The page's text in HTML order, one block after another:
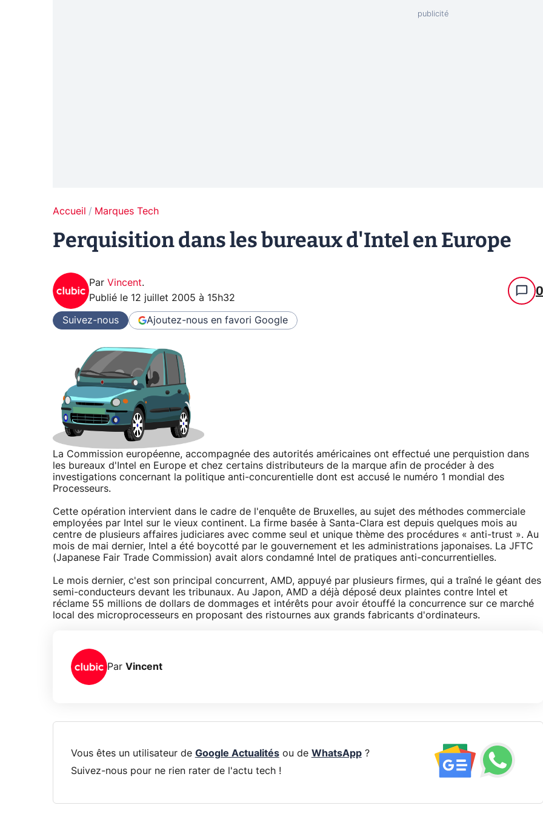
Accueil Marques Tech
Perquisition dans les bureaux d'Intel en Europe
Par Vincent.
Publié le 12 juillet 2005 à 15h32 0
Suivez-nous Ajoutez-nous en favori Google
La Commission européenne, accompagnée des autorités américaines ont effectué une perquistion dans
les bureaux d'Intel en Europe et chez certains distributeurs de la marque afin de procéder à des
investigations concernant la politique anti-concurentielle dont est accusé le numéro 1 mondial des
Processeurs.
Cette opération intervient dans le cadre de l'enquête de Bruxelles, au sujet des méthodes commerciale
employées par Intel sur le vieux continent. La firme basée à Santa-Clara est depuis quelques mois au
centre de plusieurs affaires judiciares avec comme seul et unique thème des procédures « anti-trust ». Au
mois de mai dernier, Intel a été boycotté par le gouvernement et les administrations japonaises. La JFTC
(Japanese Fair Trade Commission) avait alors condamné Intel de pratiques anti-concurrentielles.
Le mois dernier, c'est son principal concurrent, AMD, appuyé par plusieurs firmes, qui a traîné le géant des
semi-conducteurs devant les tribunaux. Au Japon, AMD a déjà déposé deux plaintes contre Intel et
réclame 55 millions de dollars de dommages et intérêts pour avoir étouffé la concurrence sur ce marché
local des microprocesseurs en proposant des ristournes aux grands fabricants d'ordinateurs.
Par Vincent
Vous êtes un utilisateur de Google Actualitésou de WhatsApp?
Suivez-nous pour ne rien rater de l'actu tech !